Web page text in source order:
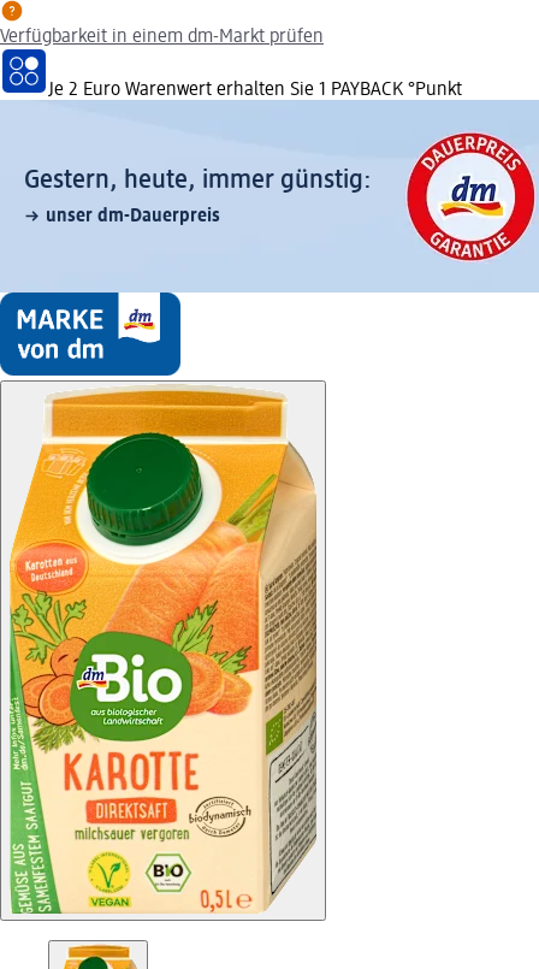
Verfügbarkeit in einem dm-Markt prüfen
Je 2 Euro Warenwert erhalten Sie 1 PAYBACK °Punkt
Gestern, heute, immer günstig:
unser dm-Dauerpreis